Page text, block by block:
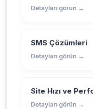
Detayları görün →
SMS Çözümleri
Detayları görün →
Site Hızı ve
Detayları görün →